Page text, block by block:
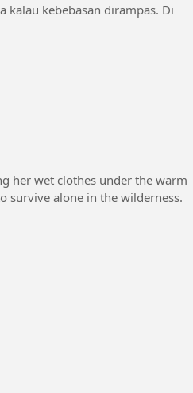
kalau kebebasan dirampas. Di
her wet clothes under the warm
survive alone in the wilderness.